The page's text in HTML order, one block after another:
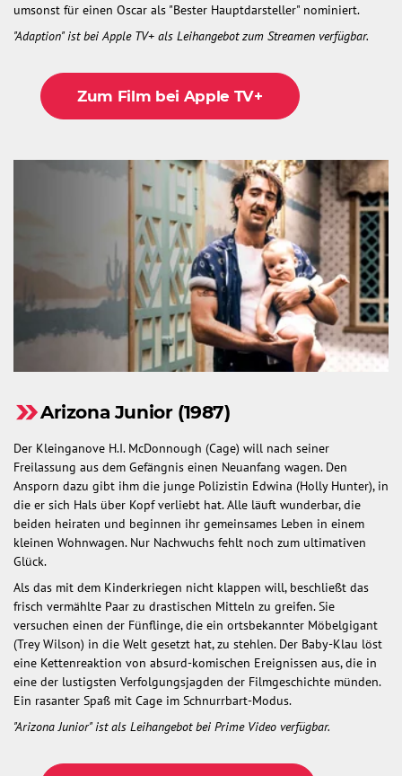
umsonst für einen Oscar als "Bester Hauptdarsteller" nominiert.
"Adaption" ist bei Apple TV+ als Leihangebot zum Streamen verfügbar.
Zum Film bei Apple TV+
Arizona Junior (1987)
Der Kleinganove H.I. McDonnough (Cage) will nach seiner
Freilassung aus dem Gefängnis einen Neuanfang wagen. Den
Ansporn dazu gibt ihm die junge Polizistin Edwina (Holly Hunter), in
die er sich Hals über Kopf verliebt hat. Alle läuft wunderbar, die
beiden heiraten und beginnen ihr gemeinsames Leben in einem
kleinen Wohnwagen. Nur Nachwuchs fehlt noch zum ultimativen
Glück.
Als das mit dem Kinderkriegen nicht klappen will, beschließt das
frisch vermählte Paar zu drastischen Mitteln zu greifen. Sie
versuchen einen der Fünflinge, die ein ortsbekannter Möbelgigant
(Trey Wilson) in die Welt gesetzt hat, zu stehlen. Der Baby-Klau löst
eine Kettenreaktion von absurd-komischen Ereignissen aus, die in
eine der lustigsten Verfolgungsjagden der Filmgeschichte münden.
Ein rasanter Spaß mit Cage im Schnurrbart-Modus.
"Arizona Junior" ist als Leihangebot bei Prime Video verfügbar.